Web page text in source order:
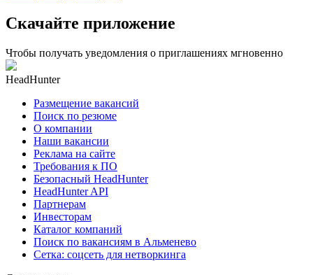
Скачайте приложение
Чтобы получать уведомления о приглашениях мгновенно
HeadHunter
Размещение вакансий
Поиск по резюме
О компании
Наши вакансии
Реклама на сайте
Требования к ПО
Безопасный HeadHunter
HeadHunter API
Партнерам
Инвесторам
Каталог компаний
Поиск по вакансиям в Альменево
Сетка: соцсеть для нетворкинга